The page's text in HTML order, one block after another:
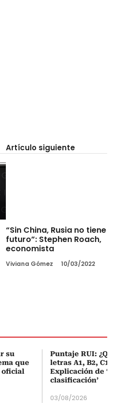
Artículo siguiente
“Sin China, Rusia no tiene
futuro”: Stephen Roach,
economista
Viviana Gómez 10/03/2022
su
que
oficial
Puntaje RUI:
letras A1, B2, C1
Explicación de
clasificación’
03/08/2026